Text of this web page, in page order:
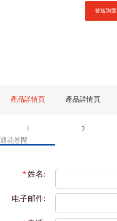
發送詢盤
產品詳情頁
1
產品詳情頁
2
通花卷閘
* 姓名:
电子邮件: